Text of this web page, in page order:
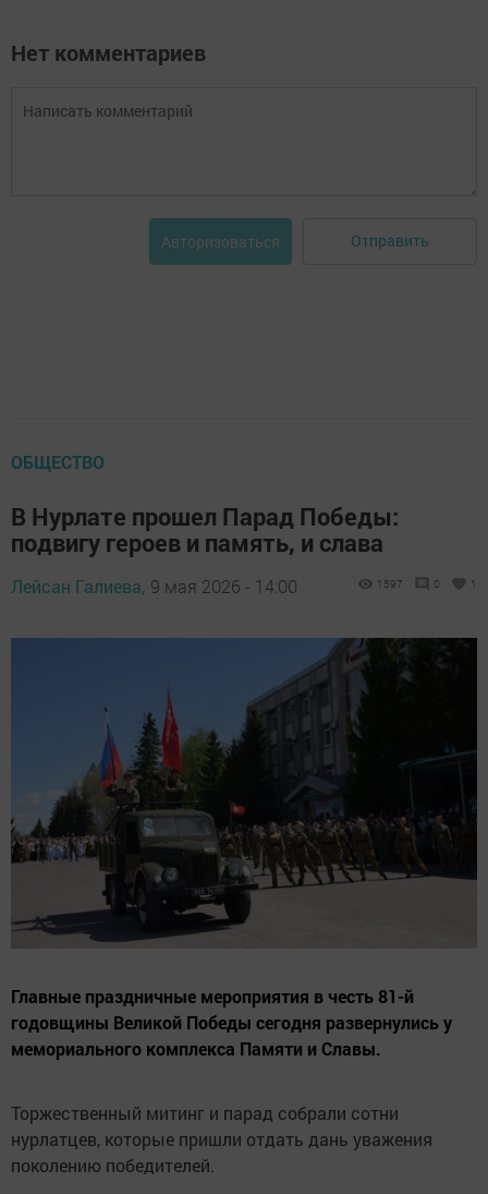
Нет комментариев
Авторизоваться Отправить
ОБЩЕСТВО
В Нурлате прошел Парад Победы:
подвигу героев и память, и слава
Лейсан Галиева, 9 мая 2026 - 14:00 1597 0 1
Главные праздничные мероприятия в честь 81-й
годовщины Великой Победы сегодня развернулись у
мемориального комплекса Памяти и Славы.
Торжественный митинг и парад собрали сотни
нурлатцев, которые пришли отдать дань уважения
поколению победителей.